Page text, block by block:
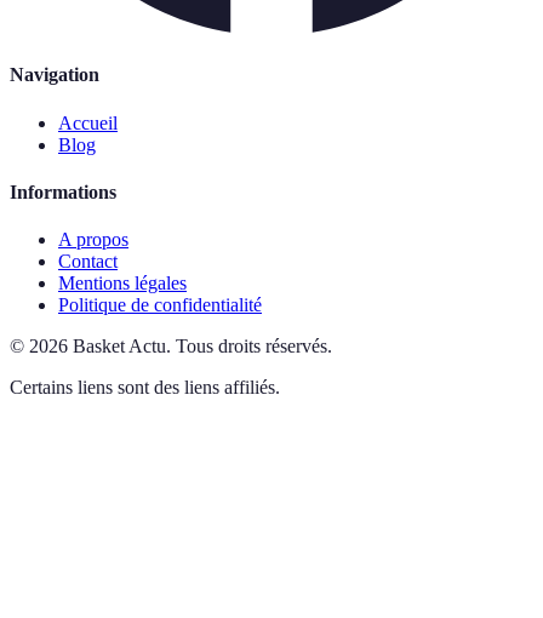
Navigation
Accueil
Blog
Informations
A propos
Contact
Mentions légales
Politique de confidentialité
© 2026 Basket Actu. Tous droits réservés.
Certains liens sont des liens affiliés.